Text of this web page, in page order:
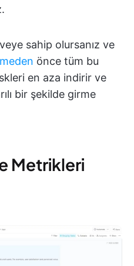
sahip olursanız ve
önce tüm bu
en aza indirir ve
bir şekilde girme
Metrikleri